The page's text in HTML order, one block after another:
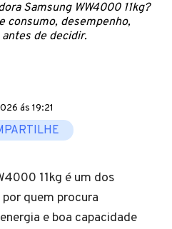
Samsung WW4000 11kg?
consumo, desempenho,
de decidir.
ás 19:21
11kg é um dos
quem procura
e boa capacidade